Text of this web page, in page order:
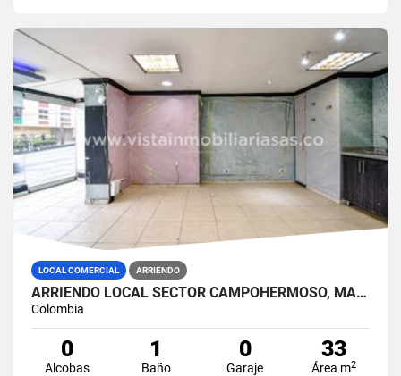
LOCAL COMERCIAL ARRIENDO
ARRIENDO LOCAL SECTOR CAMPOHERMOSO, MANIZALES
Colombia
0
Alcobas
1
Baño
0
Garaje
33
Área m2